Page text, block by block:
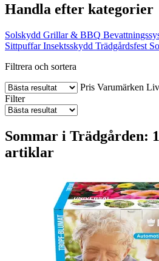
Handla efter kategorier
Solskydd Grillar & BBQ
Sittpuffar Insektsskydd Trädgårdsfest
Filtrera och sortera
Pris Varumärken
Filter
Sommar i Trädgården:
artiklar